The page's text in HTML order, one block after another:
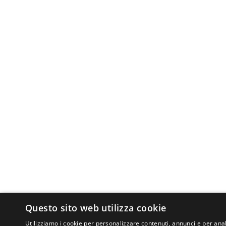
Questo sito web utilizza cookie
Utilizziamo i cookie per personalizzare contenuti, annunci e per